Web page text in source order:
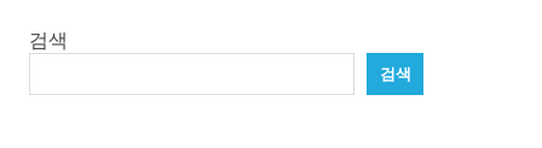
검색
검색